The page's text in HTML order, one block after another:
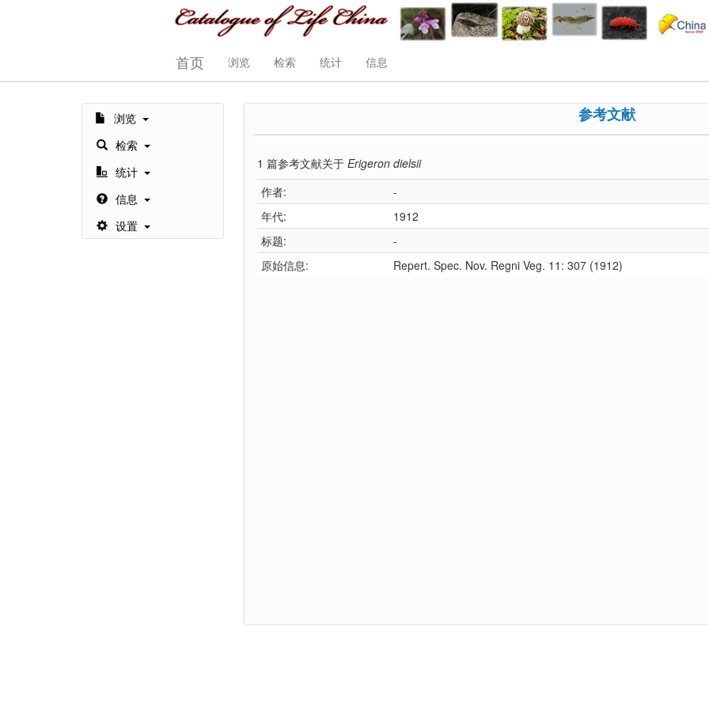
首页 浏览 检索 统计 信息
浏览
检索
统计
信息
设置
参考文献
1 篇参考文献关于 Erigeron dielsii
作者:
-
年代:
1912
标题:
-
原始信息:
Repert. Spec. Nov. Regni Veg. 11: 307 (1912)